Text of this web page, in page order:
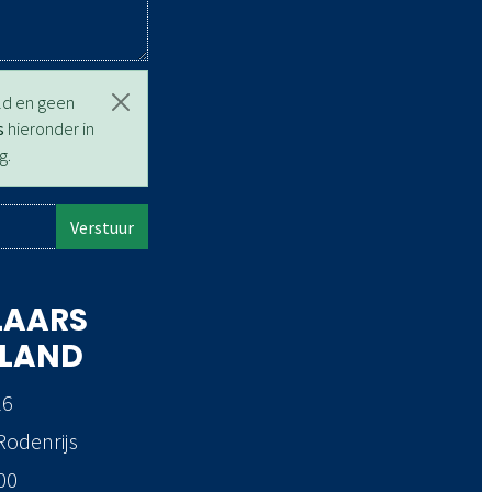
en geen
hieronder in
Verstuur